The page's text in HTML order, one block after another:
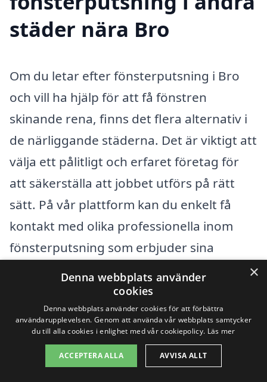
städer nära Bro
Om du letar efter fönsterputsning i Bro
och vill ha hjälp för att få fönstren
skinande rena, finns det flera alternativ i
de närliggande städerna. Det är viktigt att
välja ett pålitligt och erfaret företag för
att säkerställa att jobbet utförs på rätt
sätt. På vår plattform kan du enkelt få
kontakt med olika professionella inom
fönsterputsning som erbjuder sina
tjänster i området.
Några av de städer där du kan hitta hjälp
med fönsterputsning är:
Helenelund
×
Denna webbplats använder
cookies
Denna webbplats använder cookies för att förbättra
användarupplevelsen. Genom att använda vår webbplats samtycker
du till alla cookies i enlighet med vår cookiepolicy. Läs mer
ACCEPTERA ALLA AVVISA ALLT